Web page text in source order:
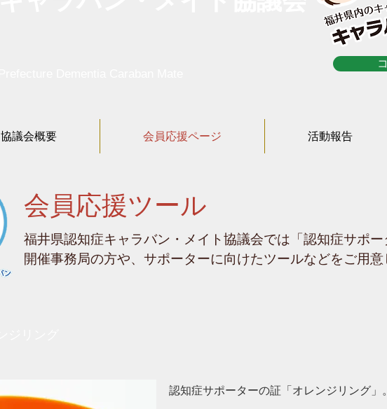
協議会概要 会員応援ページ 活動報告
会員応援ツール
福井県認知症キャラバン・メイト協議会では「認知症サポー
開催事務局の方や、サポーターに向けたツールなどをご用意
認知症サポーターの証「オレンジリング」。